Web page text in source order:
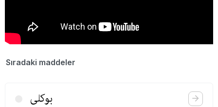
Sıradaki maddeler
بوكلی